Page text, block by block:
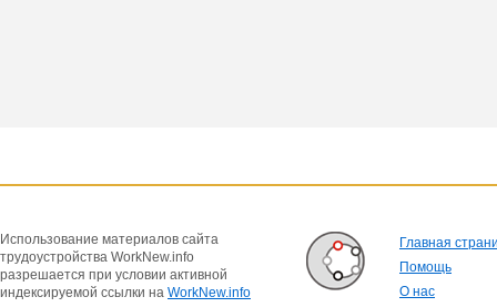
Использование материалов сайта
трудоустройства WorkNew.info
разрешается при условии активной
индексируемой ссылки на WorkNew.info
Главная
Помощь
О нас